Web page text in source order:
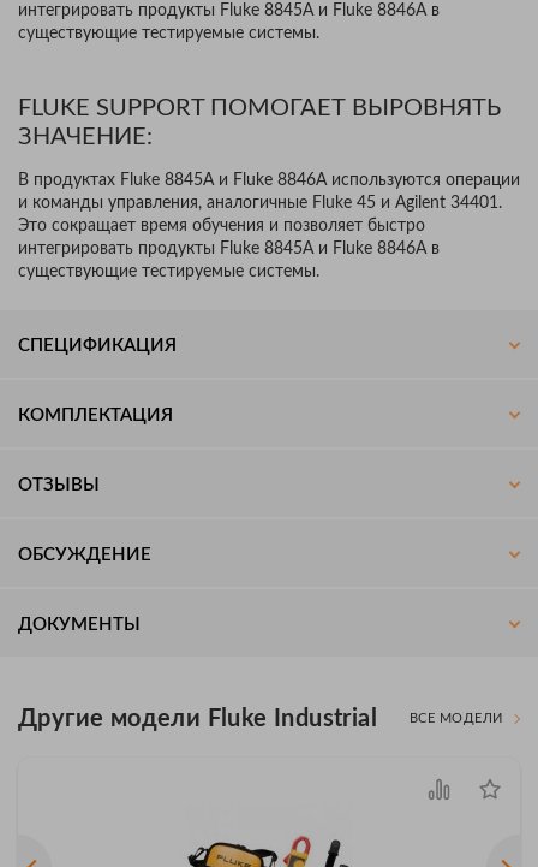
интегрировать продукты Fluke 8845A и Fluke 8846A в
существующие тестируемые системы.
FLUKE SUPPORT ПОМОГАЕТ ВЫРОВНЯТЬ
ЗНАЧЕНИЕ:
В продуктах Fluke 8845A и Fluke 8846A используются операции
и команды управления, аналогичные Fluke 45 и Agilent 34401.
Это сокращает время обучения и позволяет быстро
интегрировать продукты Fluke 8845A и Fluke 8846A в
существующие тестируемые системы.
СПЕЦИФИКАЦИЯ
КОМПЛЕКТАЦИЯ
ОТЗЫВЫ
ОБСУЖДЕНИЕ
ДОКУМЕНТЫ
Другие модели Fluke Industrial ВСЕ МОДЕЛИ